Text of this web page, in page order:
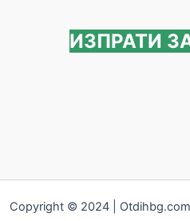
ИЗПРАТИ
Copyright © 2024 |